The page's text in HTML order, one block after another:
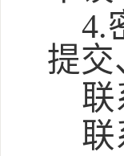
4.
提交
联
联